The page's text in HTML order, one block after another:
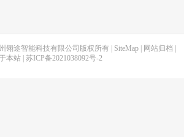
翎途智能科技有限公司版权所有 | SiteMap| 网站归档
本站| 苏ICP备2021038092号-2